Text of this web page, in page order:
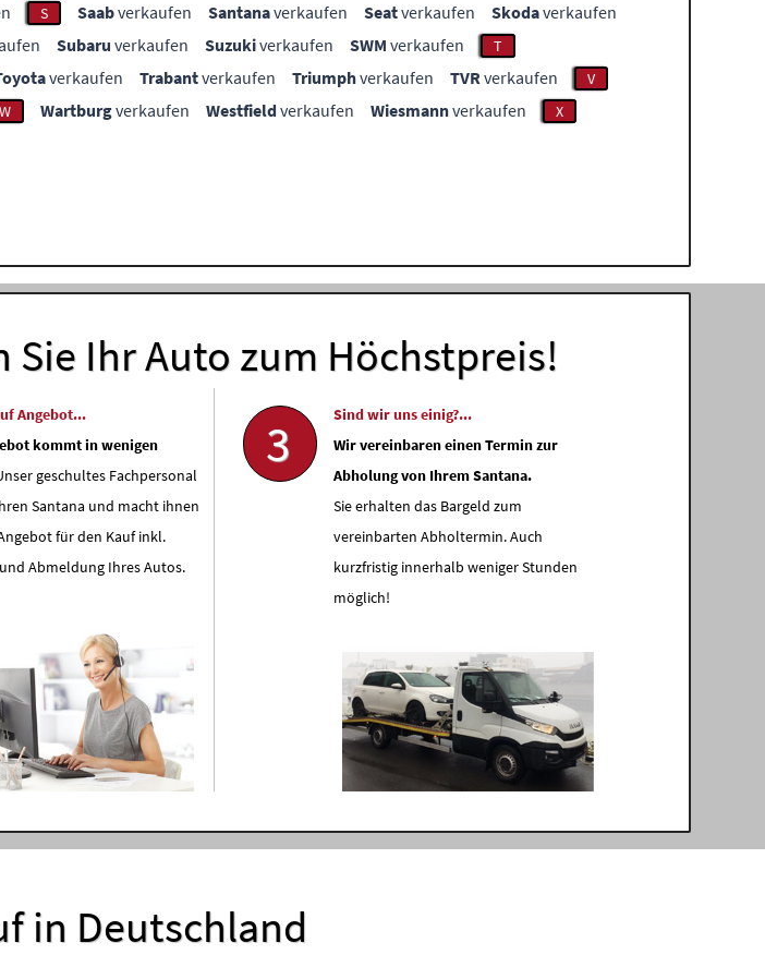
S Saabverkaufen Santanaverkaufen Seatverkaufen Skodaverkaufen
Subaru verkaufen Suzukiverkaufen SWM verkaufen T
verkaufen Trabantverkaufen Triumphverkaufen TVRverkaufen V
W Wartburgverkaufen Westfieldverkaufen Wiesmannverkaufen X
Sie Ihr Auto zum Höchstpreis!
Angebot...
kommt in wenigen
geschultes Fachpersonal
Santana und macht ihnen
für den Kauf inkl.
Abmeldung Ihres Autos.
3
Sind wir uns einig?...
Wir vereinbaren einen Termin zur
Abholung von Ihrem Santana.
Sie erhalten das Bargeld zum
vereinbarten Abholtermin. Auch
kurzfristig innerhalb weniger Stunden
möglich!
in Deutschland